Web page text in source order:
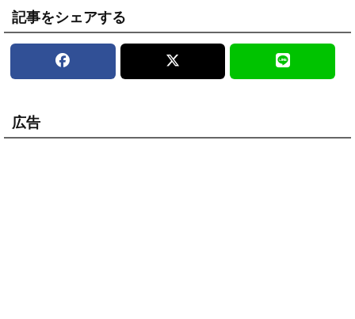
記事をシェアする
広告